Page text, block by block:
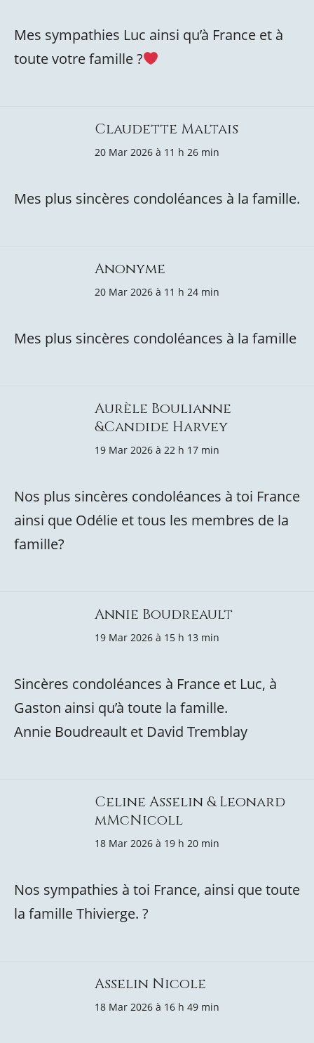
Mes sympathies Luc ainsi qu’à France et à
toute votre famille ?
Claudette Maltais
20 Mar 2026 à 11 h 26 min
Mes plus sincères condoléances à la famille.
Anonyme
20 Mar 2026 à 11 h 24 min
Mes plus sincères condoléances à la famille
Aurèle Boulianne
&Candide Harvey
19 Mar 2026 à 22 h 17 min
Nos plus sincères condoléances à toi France
ainsi que Odélie et tous les membres de la
famille?
Annie Boudreault
19 Mar 2026 à 15 h 13 min
Sincères condoléances à France et Luc, à
Gaston ainsi qu’à toute la famille.
Annie Boudreault et David Tremblay
Celine Asselin & Leonard
mMcNicoll
18 Mar 2026 à 19 h 20 min
Nos sympathies à toi France, ainsi que toute
la famille Thivierge. ?
Asselin Nicole
18 Mar 2026 à 16 h 49 min